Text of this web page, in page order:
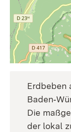
Erdbeben
Die
der lokal